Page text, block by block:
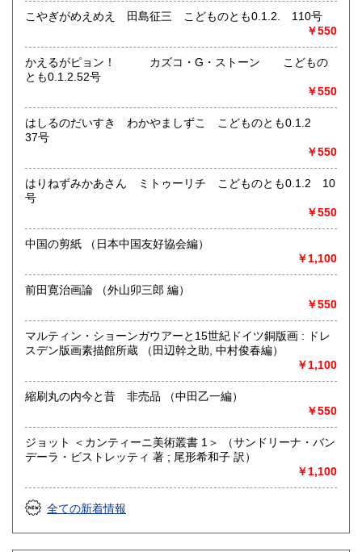
沖縄県 385円
店頭・出張・郵送買取り受け付けております。
取り扱い分野
哲学宗教、美術工芸、趣味、サブカルチャー、古書一般（そ
こやぎがめえめえ 田島征三 こどものとも0.1.2. 110号
￥550
かえるがピョン！ カズコ・G・ストーン こどもの
とも0.1.2.52号
￥550
はしるのだいすき わかやましずこ こどものとも0.1.2
37号
￥550
はりねずみかあさん ミトゥーリチ こどものとも0.1.2 10
号
￥550
中国の剪紙 （日本中国友好協会編）
￥1,100
前田寛治画論 （外山卯三郎 編）
￥550
マルティン・ショーンガウアーと15世紀ドイツ銅版画 : ドレ
スデン版画素描館所蔵 （田辺幹之助, 中村俊春編）
￥1,100
縮刷丸の内今と昔 非売品 （中田乙一編）
￥550
ジョット ＜カンティーニ美術叢書 1＞ （サンドリーナ・バン
デーラ・ビストレッティ 著 ; 尾形希和子 訳）
￥1,100
全ての新着情報